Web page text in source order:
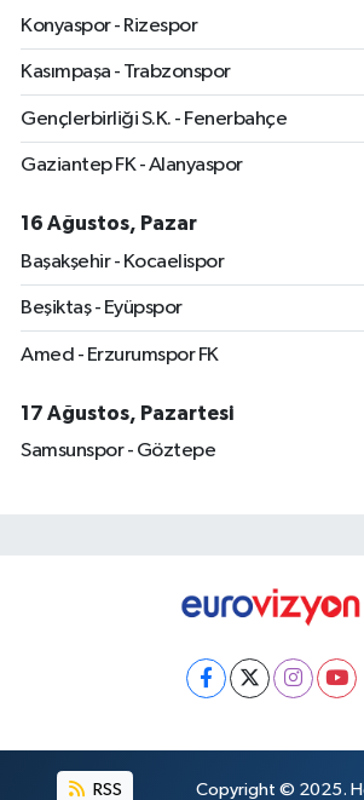
Konyaspor - Rizespor
Kasımpaşa - Trabzonspor
Gençlerbirliği S.K. - Fenerbahçe
Gaziantep FK - Alanyaspor
16 Ağustos, Pazar
Başakşehir - Kocaelispor
Beşiktaş - Eyüpspor
Amed - Erzurumspor FK
17 Ağustos, Pazartesi
Samsunspor - Göztepe
RSS Copyright © 2025.